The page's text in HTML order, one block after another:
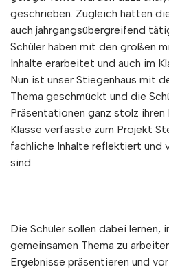
geschrieben. Zugleich hatten
auch jahrgangsübergreifend
Schüler haben mit den großen
Inhalte erarbeitet und auch im
Nun ist unser Stiegenhaus mit
Thema geschmückt und die
Präsentationen ganz stolz
Klasse verfasste zum Projekt
fachliche Inhalte reflektiert und
sind.
Die Schüler sollen dabei lernen,
gemeinsamen Thema zu
Ergebnisse präsentieren und